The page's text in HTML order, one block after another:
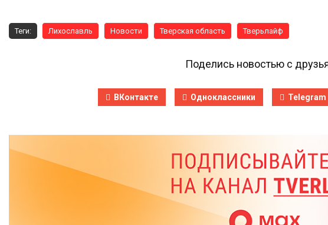
Теги: Лихославль Новости Тверская область Тверьлайф
Поделись новостью с
ВКонтакте Одноклассники Telegram